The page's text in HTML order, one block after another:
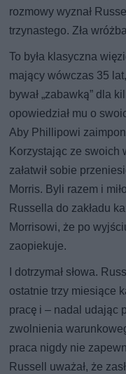
rozmowy wyznał
trzynastego. Zła
To była klasyczna
mający wówczas 35
bywał „zabawką” dla
opowiedział mu o
Aby Phillipowi
Korzystając ze swoich
załatwił sobie
Morris. Byli razem i
Russella do zakładu
Morrisowi, że po
zaopiekuje.
I dotrzymał słowa.
ostatnie trzy miesiące
pracę i – nadal udając
zwolnienia
praca nigdy nie
Russell uważał, że